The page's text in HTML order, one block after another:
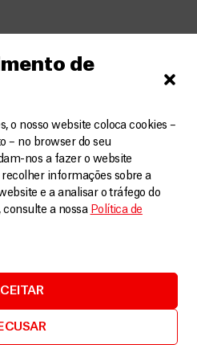
de
o nosso website coloca cookies –
– no browser do seu
nos a fazer o website
informações sobre a
e a analisar o tráfego do
a nossa Política de